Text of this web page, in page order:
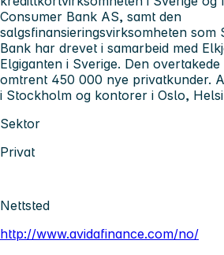
Consumer Bank AS, samt den
salgsfinansieringsvirksomheten som
Bank har drevet i samarbeid med
Elgiganten i Sverige. Den
omtrent 450 000 nye privatkunder.
i Stockholm og kontorer i Oslo,
Sektor
Privat
Nettsted
http://www.avidafinance.com/no/